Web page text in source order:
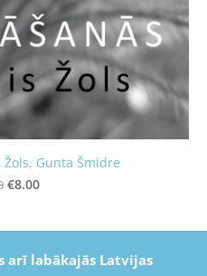
arī labākajās Latvijas
Gunta Šmidre
€8.00